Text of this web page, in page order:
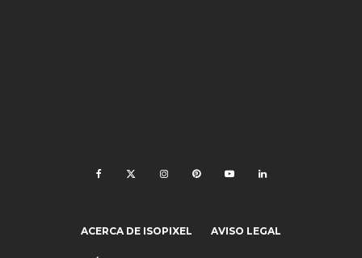
ACERCA DE ISOPIXEL AVISO LEGAL